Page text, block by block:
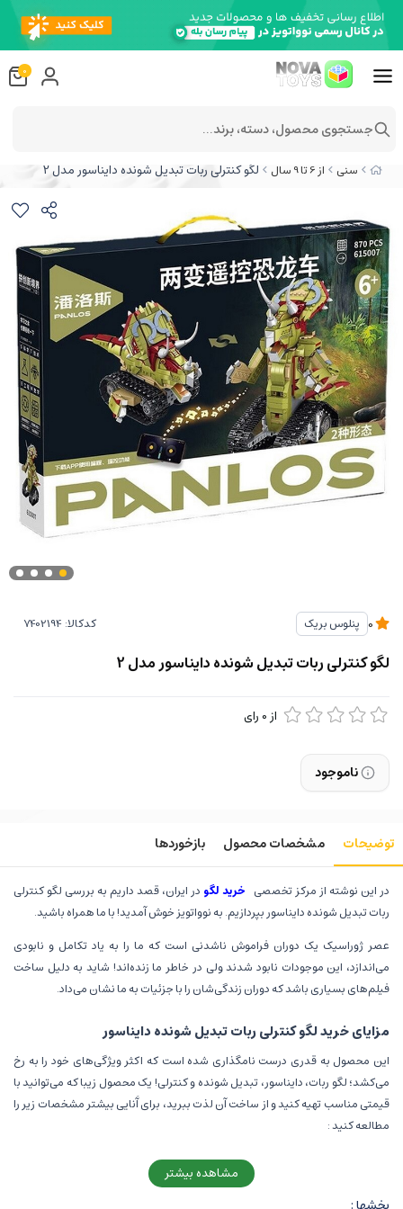
سنی از 6 تا 9 سال لگو کنترلی ربات تبدیل شونده دایناسور مدل 2
پنلوس بریک کدکالا:
لگو کنترلی ربات تبدیل شونده دایناسور مدل 2
از 0 رای
ناموجود
توضیحات مشخصات محصول بازخوردها
در این نوشته از مرکز تخصصی خرید لگو در ایران، قصد داریم به بررسی لگو کنترلی
ربات تبدیل شونده دایناسور بپردازیم. به نوواتویز خوش آمدید! با ما همراه باشید.
عصر ژوراسیک یک دوران فراموش ناشدنی است که ما را به یاد تکامل و نابودی
می‌اندازد، این موجودات نابود شدند ولی در خاطر ما زنده‌اند! شاید به دلیل ساخت
فیلم‌های بسیاری باشد که دوران زندگی‌شان را با جزئیات به ما نشان می‌داد.
مزایای خرید لگو کنترلی ربات تبدیل شونده دایناسور
این محصول به قدری درست نامگذاری شده است که اکثر ویژگی‌های خود را به رخ
می‌کشد؛ لگو ربات، دایناسور، تبدیل شونده و کنترلی! یک محصول زیبا که می‌توانید با
قیمتی مناسب تهیه کنید و از ساخت آن لذت ببرید، برای آَنایی بیشتر مشخصات زیر را
مطالعه کنید :
از برند پنلوس است مجموعه‌ای که در ساخت محصولات با جزئیات بالا بسیار
مشاهده بیشتر
0
جستجوی محصول، دسته، برند...